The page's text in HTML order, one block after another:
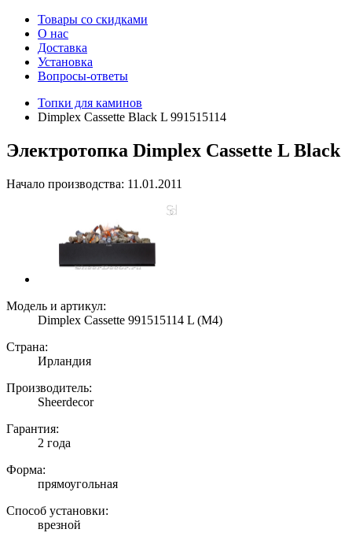
Товары со скидками
О нас
Доставка
Установка
Вопросы-ответы
Топки для каминов
Dimplex Cassette Black L 991515114
Электротопка Dimplex Cassette L Black
Начало производства: 11.01.2011
Модель и артикул:
Dimplex Cassette 991515114 L (M4)
Страна:
Ирландия
Производитель:
Sheerdecor
Гарантия:
2 года
Форма:
прямоугольная
Способ установки:
врезной